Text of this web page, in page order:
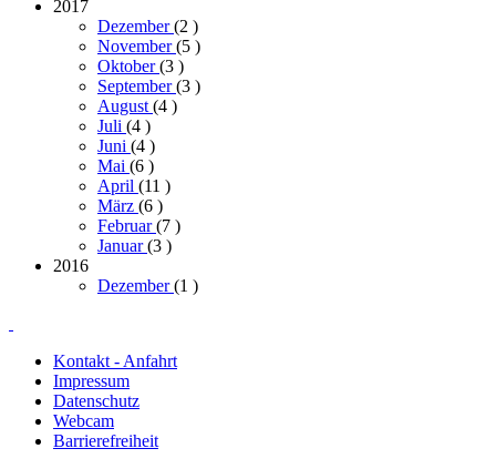
2017
Dezember(2 )
November(5 )
Oktober(3 )
September(3 )
August(4 )
Juli (4 )
Juni (4 )
Mai (6 )
April (11 )
März (6 )
Februar(7 )
Januar(3 )
2016
Dezember(1 )
Kontakt - Anfahrt
Impressum
Datenschutz
Webcam
Barrierefreiheit